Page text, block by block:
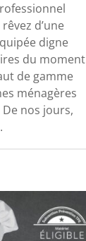
d’une
digne
du moment
de gamme
ménagères
nos jours,